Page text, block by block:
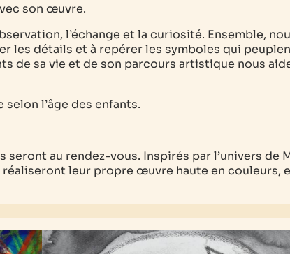
son œuvre.
l’échange et la curiosité. Ensemble,
les détails et à repérer les symboles qui
de sa vie et de son parcours artistique nous
l’âge des enfants.
au rendez-vous. Inspirés par l’univers de
leur propre œuvre haute en couleurs,